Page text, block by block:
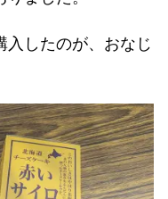
入したのが、おなじ